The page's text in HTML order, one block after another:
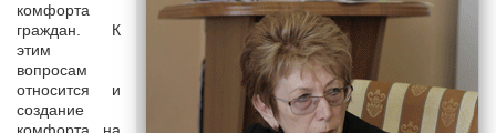
комфорта
граждан. К
этим
вопросам
относится и
создание